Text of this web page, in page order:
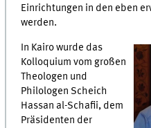
Einrichtungen in den eben
werden.
In Kairo wurde das
Kolloquium vom großen
Theologen und
Philologen Scheich
Hassan al-Schafii, dem
Präsidenten der